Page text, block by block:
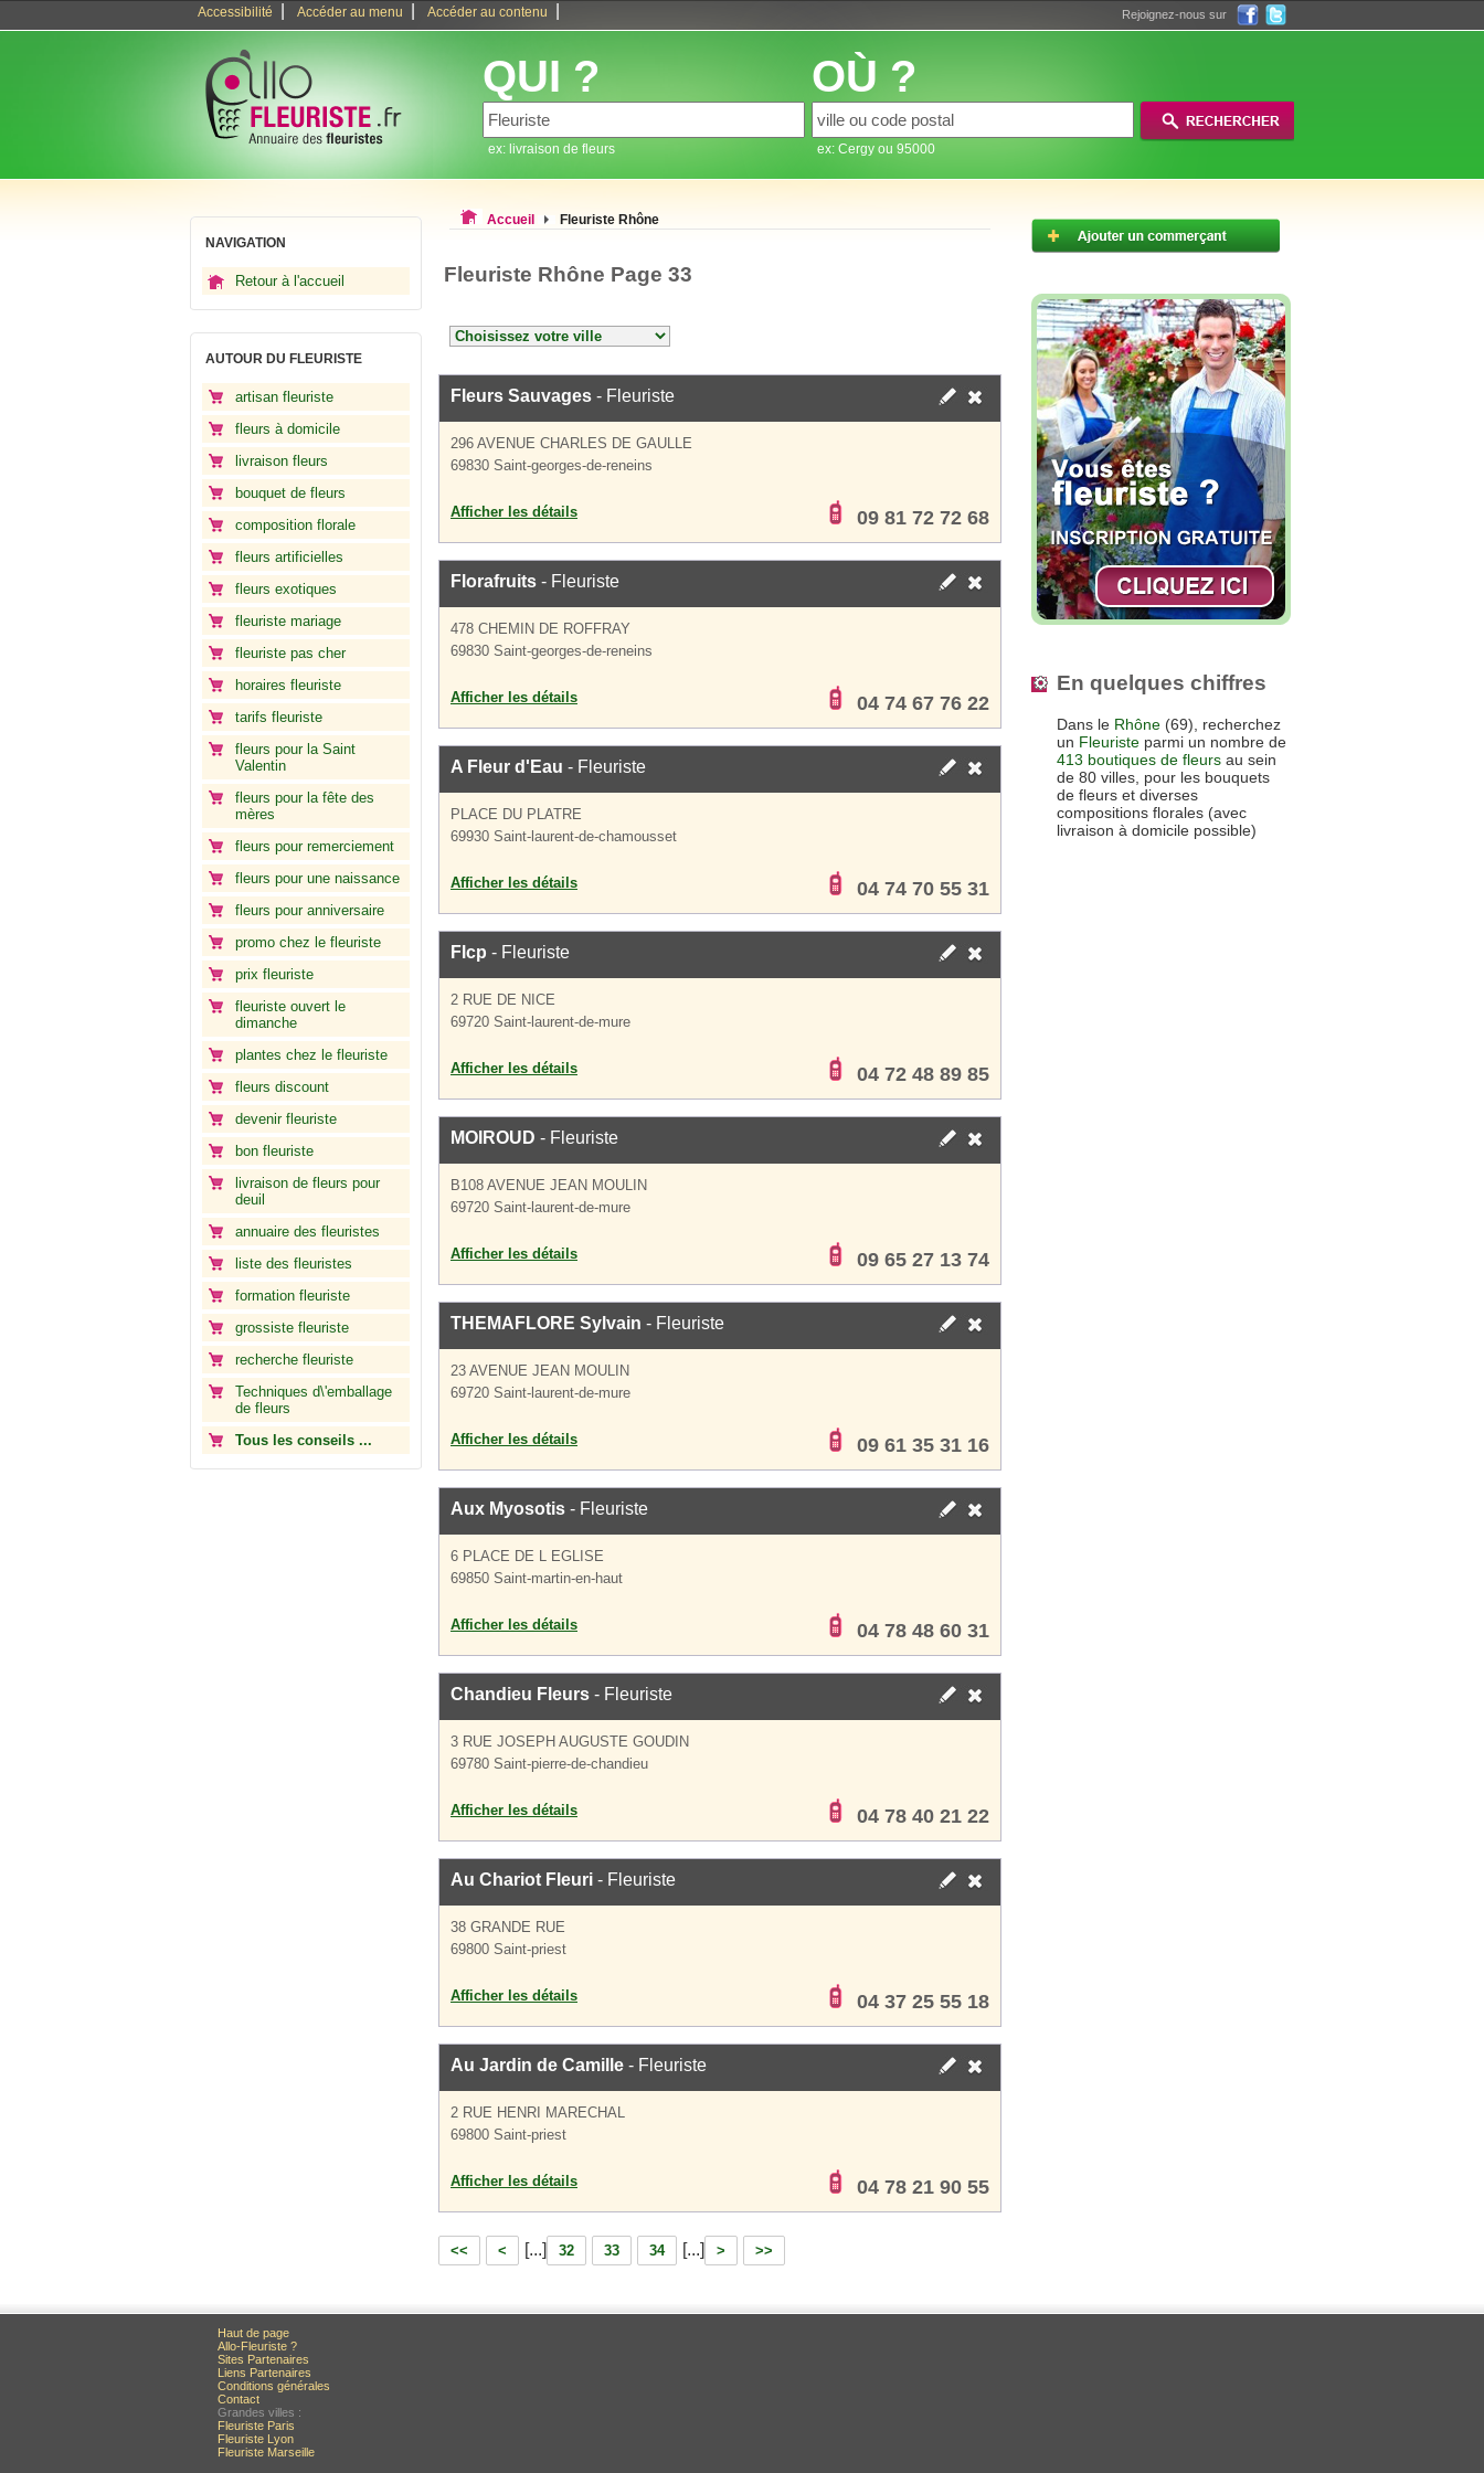
Accessibilité Accéder au menu Accéder au contenu Rejoignez-nous sur
QUI ?
ex: livraison de fleurs
OÙ ?
ex: Cergy ou 95000
NAVIGATION
Retour à l'accueil
AUTOUR DU FLEURISTE
artisan fleuriste
fleurs à domicile
livraison fleurs
bouquet de fleurs
composition florale
fleurs artificielles
fleurs exotiques
fleuriste mariage
fleuriste pas cher
horaires fleuriste
tarifs fleuriste
fleurs pour la Saint
Valentin
fleurs pour la fête des
mères
fleurs pour remerciement
fleurs pour une naissance
fleurs pour anniversaire
promo chez le fleuriste
prix fleuriste
fleuriste ouvert le
dimanche
plantes chez le fleuriste
fleurs discount
devenir fleuriste
bon fleuriste
livraison de fleurs pour
deuil
annuaire des fleuristes
liste des fleuristes
formation fleuriste
grossiste fleuriste
recherche fleuriste
Techniques d\'emballage
de fleurs
Tous les conseils ...
Accueil Fleuriste Rhône
Fleuriste Rhône Page 33
Fleurs Sauvages - Fleuriste
296 AVENUE CHARLES DE GAULLE
69830 Saint-georges-de-reneins
Afficher les détails 09 81 72 72 68
Florafruits - Fleuriste
478 CHEMIN DE ROFFRAY
69830 Saint-georges-de-reneins
Afficher les détails 04 74 67 76 22
A Fleur d'Eau - Fleuriste
PLACE DU PLATRE
69930 Saint-laurent-de-chamousset
Afficher les détails 04 74 70 55 31
Flcp - Fleuriste
2 RUE DE NICE
69720 Saint-laurent-de-mure
Afficher les détails 04 72 48 89 85
MOIROUD - Fleuriste
B108 AVENUE JEAN MOULIN
69720 Saint-laurent-de-mure
Afficher les détails 09 65 27 13 74
THEMAFLORE Sylvain - Fleuriste
23 AVENUE JEAN MOULIN
69720 Saint-laurent-de-mure
Afficher les détails 09 61 35 31 16
Aux Myosotis - Fleuriste
6 PLACE DE L EGLISE
69850 Saint-martin-en-haut
Afficher les détails 04 78 48 60 31
Chandieu Fleurs - Fleuriste
3 RUE JOSEPH AUGUSTE GOUDIN
69780 Saint-pierre-de-chandieu
Afficher les détails 04 78 40 21 22
Au Chariot Fleuri - Fleuriste
38 GRANDE RUE
69800 Saint-priest
Afficher les détails 04 37 25 55 18
Au Jardin de Camille - Fleuriste
2 RUE HENRI MARECHAL
69800 Saint-priest
Afficher les détails 04 78 21 90 55
<< < [...] 32 33 34 [...] > >>
En quelques chiffres
Dans le Rhône (69), recherchez
un Fleuriste parmi un nombre de
413 boutiques de fleurs au sein
de 80 villes, pour les bouquets
de fleurs et diverses
compositions florales (avec
livraison à domicile possible)
Haut de page
Allo-Fleuriste ?
Sites Partenaires
Liens Partenaires
Conditions générales
Contact
Grandes villes :
Fleuriste Paris
Fleuriste Lyon
Fleuriste Marseille